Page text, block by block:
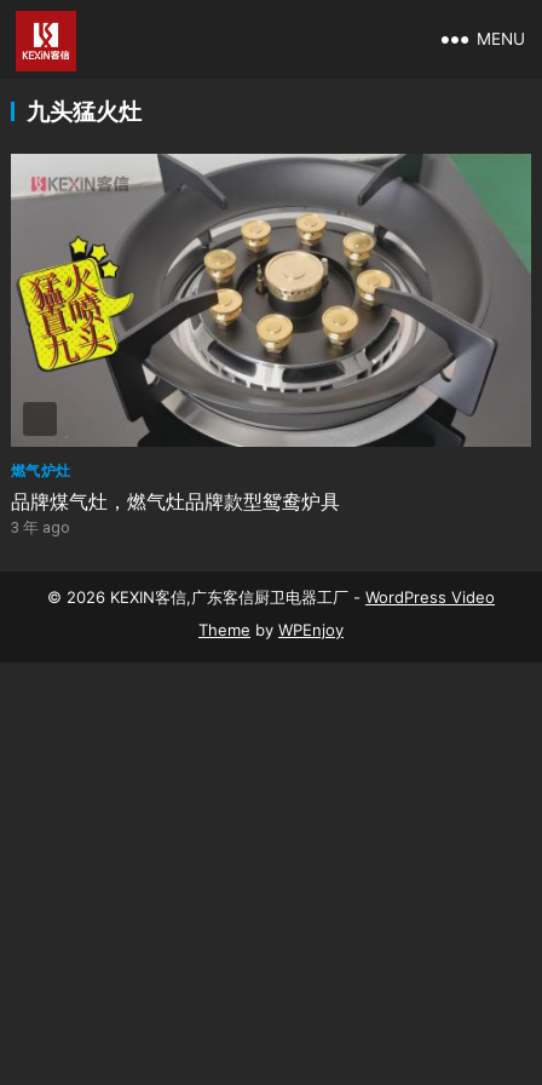
MENU
九头猛火灶
燃气炉灶
品牌煤气灶，燃气灶品牌款型鸳鸯炉具
3 年 ago
© 2026 KEXIN客信,广东客信厨卫电器工厂 - WordPress Video
Theme by WPEnjoy